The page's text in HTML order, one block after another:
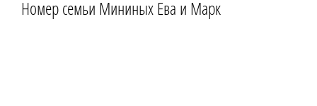
Номер семьи Мининых Ева и Марк